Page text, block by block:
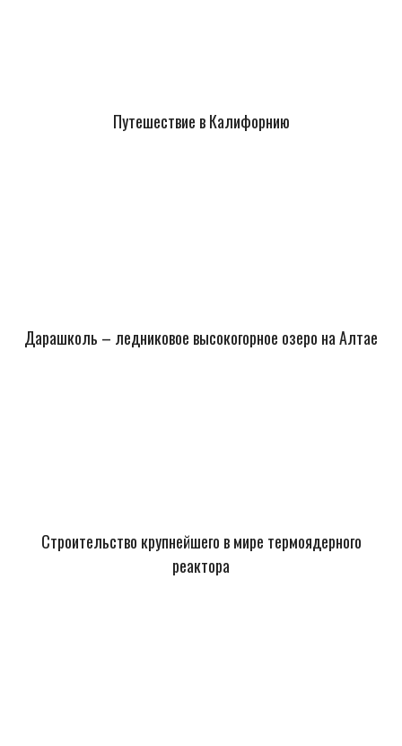
Путешествие в Калифорнию
Дарашколь – ледниковое высокогорное озеро на Алтае
Строительство крупнейшего в мире термоядерного
реактора